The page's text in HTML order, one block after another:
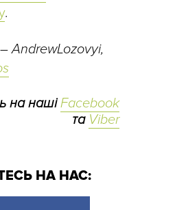
.
AndrewLozovyi,
на нашіFacebook
та Viber
НА НАС: